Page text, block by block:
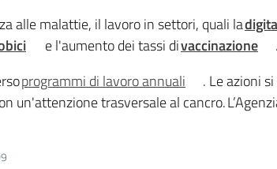
alle malattie, il lavoro in settori, quali la
e l'aumento dei tassi divaccinazione
.
programmi di lavoro annuali
. Le azioni
un'attenzione trasversale al cancro.